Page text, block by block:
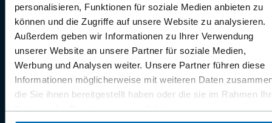
personalisieren, Funktionen für soziale Medien anbieten zu
können und die Zugriffe auf unsere Website zu analysieren.
Außerdem geben wir Informationen zu Ihrer Verwendung
unserer Website an unsere Partner für soziale Medien,
Werbung und Analysen weiter. Unsere Partner führen diese
Informationen möglicherweise mit weiteren Daten
die Sie ihnen bereitgestellt haben oder die sie im Rahmen